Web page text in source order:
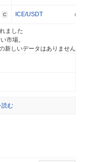
C ICE/USDT
ました
市場。
新しいデータはありません
読む